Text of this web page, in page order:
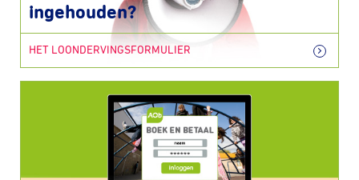
ingehouden?
HET LOONDERVINGSFORMULIER